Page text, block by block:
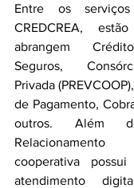
Entre os
CREDCREA,
abrangem
Seguros,
Privada
de Pagamento,
outros. Além
cooperativa
atendimento